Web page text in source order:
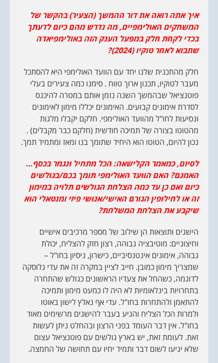
איך אתה רואה את דור ההמשך (הצעיר) בהקשר של
המשחקים האולימפיים, מה נדרש מהם כיום לדעתך
בכדי לקחת חלק במפעל הענק הזה באולימפיאדה
שתבוא לאחר טוקיו (2024)?
חלק מהתכנית שלנו יחד עם הוועד האולימפי היא להסתכל
מעבר לטוקיו, תכנון ארוך טווח . סימנו כמה צעירים בעלי
פוטנציאל שבהמשך השנה נזמן אותם במטרה להיכנס
לסדרת אימונים קבועים. האימונים יכללו מימון לאימונים
ונסיעות לחו"ל מהוועד האולימפי. חלקם יקבלו מלגות
מהטוטו בצורה של תמיכה חודשית (חלקם כבר מקבלים) .
נכון להיום, הטוטו הוא היחיד שתומך בנו ומאז ומתמיד תמך.
לסיום, כמאמר הקלישאה: הכל מתחיל ונגמר בכסף…
האמנם? האם הוועד האולימפי תומך בכם/בגולשים
כיום ואם כן עד כמה הצלחת הגולשים תלויה במימון
זה או לחילופין הגורם האישי/אנושי פיזי ומנטאלי הוא
שיקבע את הצלחת המשלחת?
הישגים ותוצאות הן שילוב של מספר מרכיבים אישיים
וחיצוניים: מוטיבציה גבוהה, רצון חזק להצליח, יכולת
גבוהה, אימונים אינטנסיביים, כישרון, ניסיון בחו"ל –
שמצריך מימון כמובן. חייב לציין במקרה זה את עדי גלוסקה
לדוגמה, כשהחל את צעדיו הראשונים כגולש שהתחרה
בתחרויות בינלאומיות לא היה לו כמעט מימון ותמיכה
להתאמן ולהתחרות בחו"ל. עדי אף נאלץ לישון באוטו
ולמרות הכל הצליח והגיע בעבר להישגים מרשימים מאוד
בחו"ל. אין דבר העומד בפני הרצון ובהחלט ניתן לעשות
זאת. לעומת זאת, יש בארץ גולשים עם פוטנציאל עצום
שלא יגיעו לשום דבר ותמיד יחיו עם תחושה של החמצה.